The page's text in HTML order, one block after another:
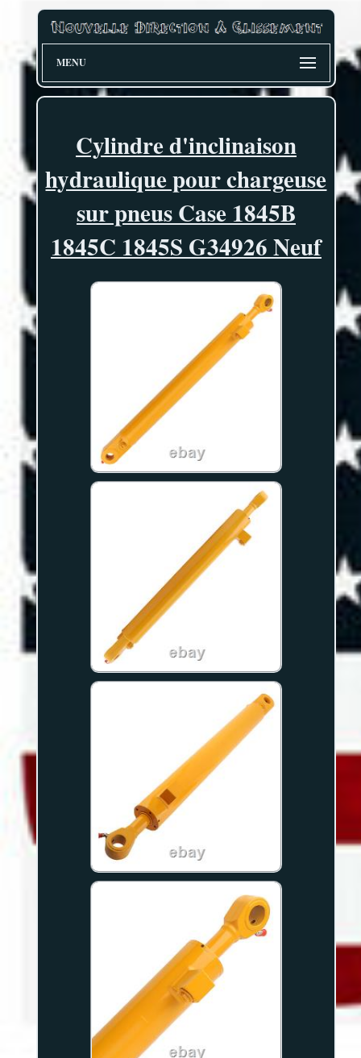
MENU
Cylindre d'inclinaison
hydraulique pour chargeuse
sur pneus Case 1845B
1845C 1845S G34926 Neuf